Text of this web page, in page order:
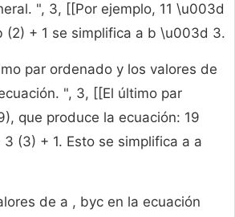
", 3, [[Por ejemplo, 11 \u003d
(2) + 1 se simplifica a b \u003d 3.
par ordenado y los valores de
", 3, [[El último par
que produce la ecuación: 19
(3) + 1. Esto se simplifica a a
de a , byc en la ecuación